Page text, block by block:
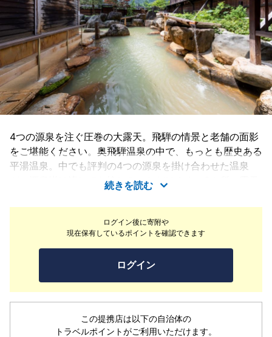
ログイン後に寄附や
現在保有しているポイントを確認できます
ログイン
この提携店は以下の自治体の
トラベルポイントがご利用いただけます。
4つの源泉を注ぐ圧巻の大露天。飛騨の情景と老舗の面影
をご堪能ください。奥飛騨温泉の中で、もっとも歴史ある
平湯温泉。中でも評判の4つの源泉を掛け合わせた温泉
が、源泉掛け流しでお愉しみいただけます。2カ所の露天
風呂をはじめ、東屋の外風呂、大浴場の内湯など、趣の異
なるお風呂が合わせて8つ。奥飛騨の季節の移ろいを肌で
感じながらの湯浴みは格別です。
続きを読む